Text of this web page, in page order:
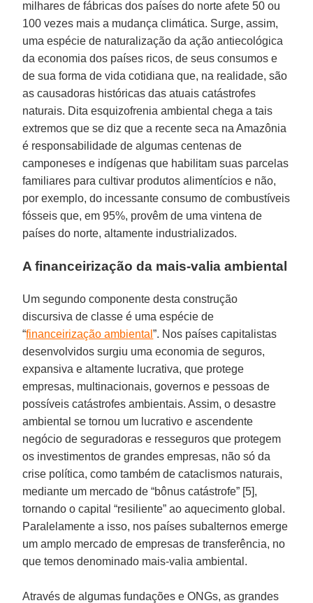
milhares de fábricas dos países do norte afete 50 ou
100 vezes mais a mudança climática. Surge, assim,
uma espécie de naturalização da ação antiecológica
da economia dos países ricos, de seus consumos e
de sua forma de vida cotidiana que, na realidade, são
as causadoras históricas das atuais catástrofes
naturais. Dita esquizofrenia ambiental chega a tais
extremos que se diz que a recente seca na Amazônia
é responsabilidade de algumas centenas de
camponeses e indígenas que habilitam suas parcelas
familiares para cultivar produtos alimentícios e não,
por exemplo, do incessante consumo de combustíveis
fósseis que, em 95%, provêm de uma vintena de
países do norte, altamente industrializados.
A financeirização da mais-valia ambiental
Um segundo componente desta construção
discursiva de classe é uma espécie de
“financeirização ambiental”. Nos países capitalistas
desenvolvidos surgiu uma economia de seguros,
expansiva e altamente lucrativa, que protege
empresas, multinacionais, governos e pessoas de
possíveis catástrofes ambientais. Assim, o desastre
ambiental se tornou um lucrativo e ascendente
negócio de seguradoras e resseguros que protegem
os investimentos de grandes empresas, não só da
crise política, como também de cataclismos naturais,
mediante um mercado de “bônus catástrofe” [5],
tornando o capital “resiliente” ao aquecimento global.
Paralelamente a isso, nos países subalternos emerge
um amplo mercado de empresas de transferência, no
que temos denominado mais-valia ambiental.
Através de algumas fundações e ONGs, as grandes